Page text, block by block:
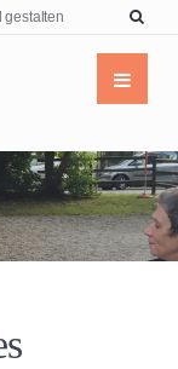
gestalten